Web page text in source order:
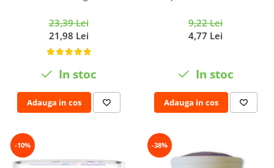
23,39 Lei
21,98 Lei
In stoc
Adauga in cos
9,22 Lei
4,77 Lei
In stoc
Adauga in cos
-10% -38%